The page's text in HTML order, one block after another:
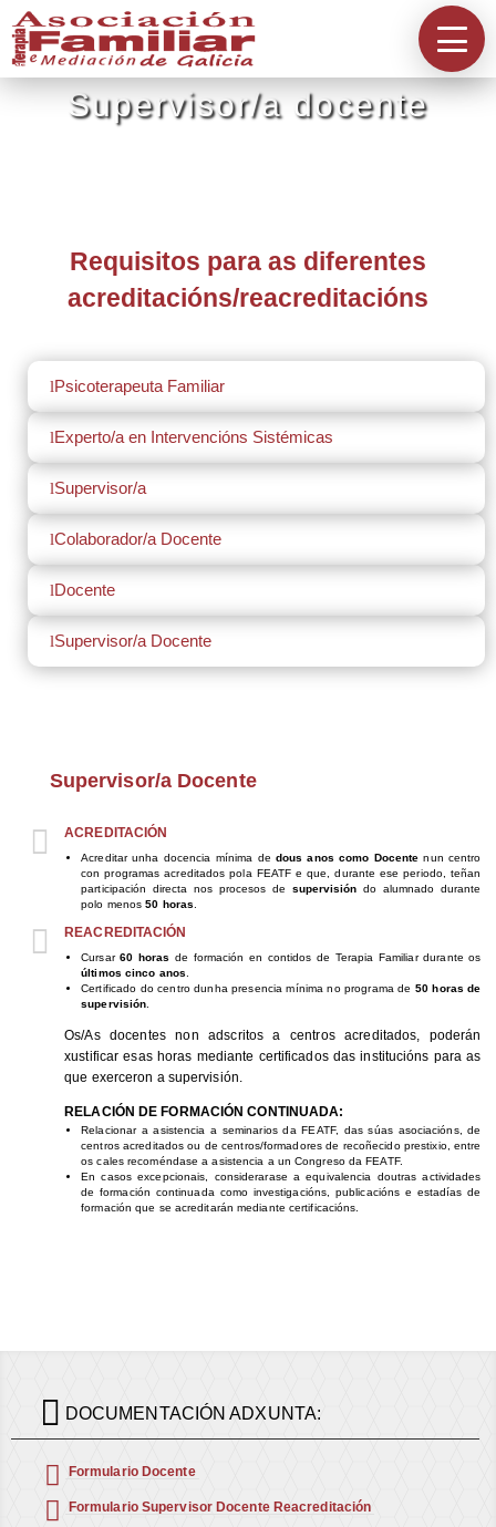
A Asociación
Acreditación
Contacta
Supervisor/a docente
Requisitos para as diferentes
acreditacións/reacreditacións
lPsicoterapeuta Familiar
lExperto/a en Intervencións Sistémicas
lSupervisor/a
lColaborador/a Docente
lDocente
lSupervisor/a Docente
Supervisor/a Docente
 ACREDITACIÓN
Acreditar unha docencia mínima de dous anos como Docente nun centro
con programas acreditados pola FEATF e que, durante ese periodo, teñan
participación directa nos procesos de supervisión do alumnado durante
polo menos50 horas
 REACREDITACIÓN
Cursar60 horas de formación en contidos de Terapia Familiar durante os
últimos cinco anos
Certificado do centro dunha presencia mínima no programa de 50 horas de
supervisión
Os/As docentes non adscritos a centros acreditados, poderán
xustificar esas horas mediante certificados das institucións para as
que exerceron a supervisión.
RELACIÓN DE FORMACIÓN CONTINUADA:
Relacionar a asistencia a seminarios da FEATF, das súas asociacións, de
centros acreditados ou de centros/formadores de recoñecido prestixio, entre
os cales recoméndase a asistencia a un Congreso da FEATF.
En casos excepcionais, considerarase a equivalencia doutras actividades
de formación continuada como investigacións, publicacións e estadías de
formación que se acreditarán mediante certificacións.
 DOCUMENTACIÓN ADXUNTA:
 Formulario Docente
 Formulario Supervisor Docente Reacreditación